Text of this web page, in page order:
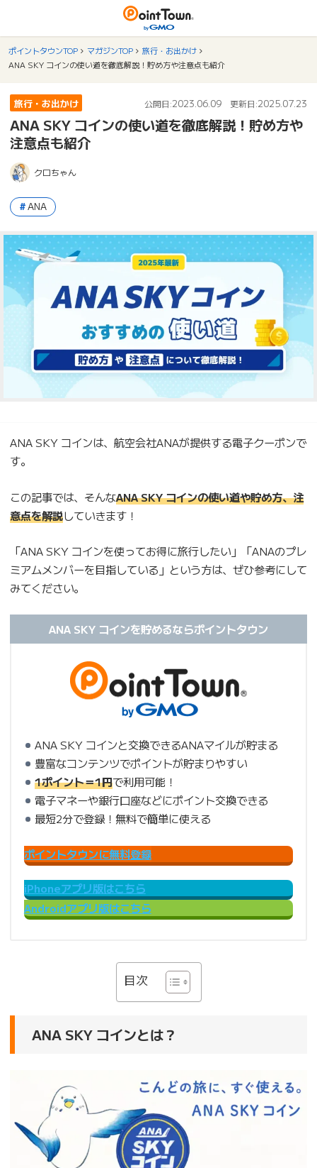
ポイントタウンTOP マガジンTOP
旅行・お出かけ
ANA SKY コインの使い道を徹底解説！貯め方や注意点も紹介
旅行・お出かけ 公開日:2023.06.09 更新日:2025.07.23
ANA SKY コインの使い道を徹底解説！貯め方や
注意点も紹介
クロちゃん
ANA
ANA SKY コインは、航空会社ANAが提供する電子クーポンで
す。
この記事では、そんなANA SKY コインの使い道や貯め方、注
意点を解説していきます！
「ANA SKY コインを使ってお得に旅行したい」「ANAのプレ
ミアムメンバーを目指している」という方は、ぜひ参考にして
みてください。
ANA SKY コインを貯めるならポイントタウン
ANA SKY コインと交換できるANAマイルが貯まる
豊富なコンテンツでポイントが貯まりやすい
1ポイント＝1円で利用可能！
電子マネーや銀行口座などにポイント交換できる
最短2分で登録！無料で簡単に使える
ポイントタウンに無料登録
iPhoneアプリ版はこちら
Androidアプリ版はこちら
目次
ANA SKY コインとは？